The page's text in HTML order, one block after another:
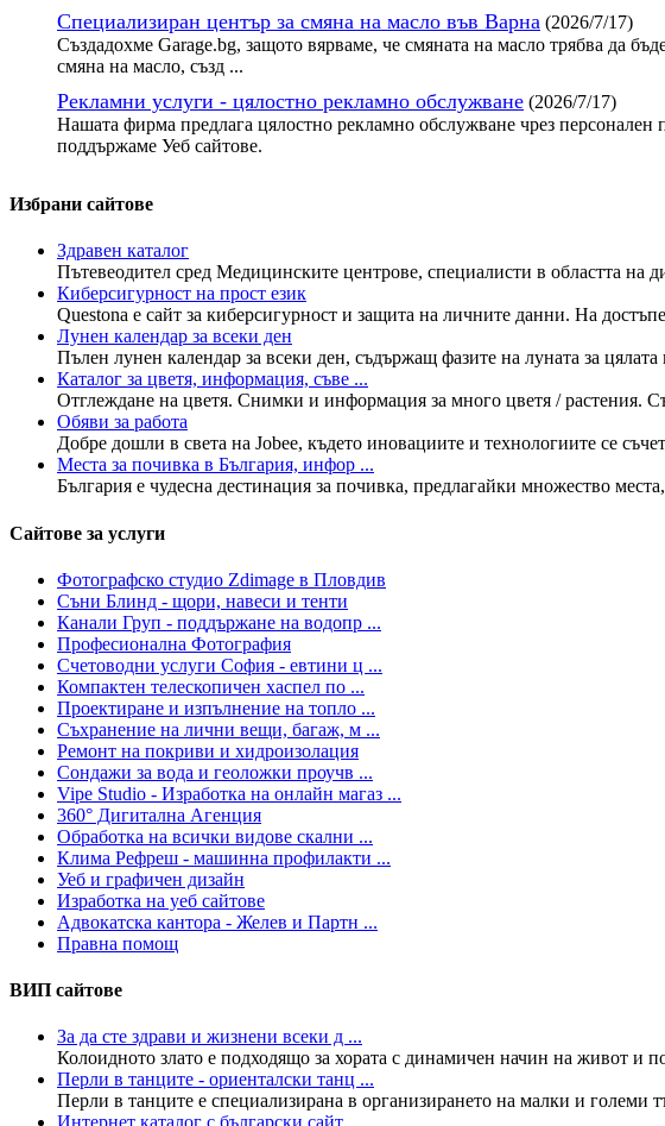
Специализиран център за смяна на масло във Варна (2026/7/17)
Създадохме Garage.bg, защото вярваме, че смяната на масло трябва да
смяна на масло, създ ...
Рекламни услуги - цялостно рекламно обслужване (2026/7/17)
Нашата фирма предлага цялостно рекламно обслужване чрез
поддържаме Уеб сайтове.
Избрани сайтове
Здравен каталог
Пътевеодител сред Медицинските центрове, специалисти в областта на
Киберсигурност на прост език
Questona е сайт за киберсигурност и защита на личните данни. На
Лунен календар за всеки ден
Пълен лунен календар за всеки ден, съдържащ фазите на луната за цялата
Каталог за цветя, информация, съве ...
Отглеждане на цветя. Снимки и информация за много цветя / растения.
Обяви за работа
Добре дошли в света на Jobee, където иновациите и технологиите се
Места за почивка в България, инфор ...
България е чудесна дестинация за почивка, предлагайки множество
Сайтове за услуги
Фотографско студио Zdimage в Пловдив
Съни Блинд - щори, навеси и тенти
Канали Груп - поддържане на водопр ...
Професионална Фотография
Счетоводни услуги София - евтини ц ...
Компактен телескопичен хаспел по ...
Проектиране и изпълнение на топло ...
Съхранение на лични вещи, багаж, м ...
Ремонт на покриви и хидроизолация
Сондажи за вода и геоложки проучв ...
Vipe Studio - Изработка на онлайн магаз ...
360° Дигитална Агенция
Обработка на всички видове скални ...
Клима Рефреш - машинна профилакти ...
Уеб и графичен дизайн
Изработка на уеб сайтове
Адвокатска кантора - Желев и Партн ...
Правна помощ
ВИП сайтове
За да сте здрави и жизнени всеки д ...
Колoидното злато е подходящо за хората с динамичен начин на живот и
Перли в танците - ориенталски танц ...
Перли в танците е специализирана в организирането на малки и големи